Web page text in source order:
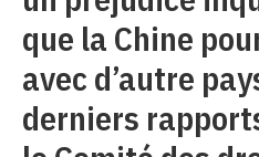
que la Chine
avec d’autre
derniers